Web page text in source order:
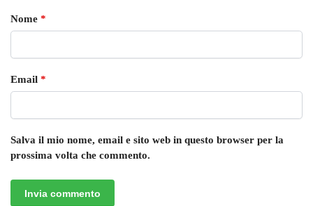
Nome *
Email *
Salva il mio nome, email e sito web in questo browser per la
prossima volta che commento.